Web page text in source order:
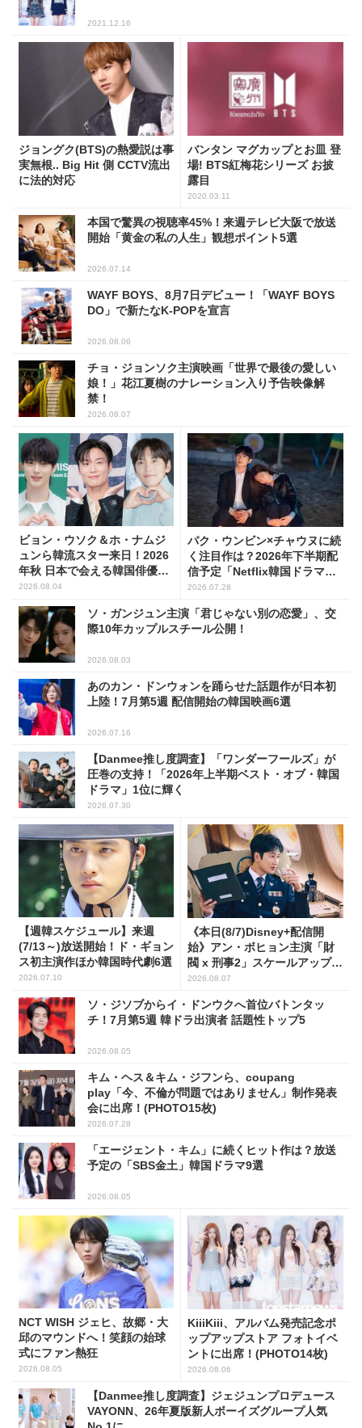
2021.12.16
ジョングク(BTS)の熱愛説は事
実無根.. Big Hit 側 CCTV流出
に法的対応
バンタン マグカップとお皿 登
場! BTS紅梅花シリーズ お披
露目
2020.03.11
本国で驚異の視聴率45%！来週テレビ大阪で放送
開始「黄金の私の人生」観想ポイント5選
2026.07.14
WAYF BOYS、8月7日デビュー！「WAYF BOYS
DO」で新たなK-POPを宣言
2026.08.06
チョ・ジョンソク主演映画「世界で最後の愛しい
娘！」花江夏樹のナレーション入り予告映像解
禁！
2026.08.07
ビョン・ウソク＆ホ・ナムジ
ュンら韓流スター来日！2026
年秋 日本で会える韓国俳優10
人
2026.08.04
パク・ウンビン×チャウヌに続
く注目作は？2026年下半期配
信予定「Netflix韓国ドラマ」8
選
2026.07.28
ソ・ガンジュン主演「君じゃない別の恋愛」、交
際10年カップルスチール公開！
2026.08.03
あのカン・ドンウォンを踊らせた話題作が日本初
上陸！7月第5週 配信開始の韓国映画6選
2026.07.16
【Danmee推し度調査】「ワンダーフールズ」が
圧巻の支持！「2026年上半期ベスト・オブ・韓国
ドラマ」1位に輝く
2026.07.30
【週韓スケジュール】来週
(7/13～)放送開始！ド・ギョン
ス初主演作ほか韓国時代劇6選
2026.07.10
《本日(8/7)Disney+配信開
始》アン・ボヒョン主演「財
閥 x 刑事2」スケールアップし
たFLEX捜査に注目
2026.08.07
ソ・ジソブからイ・ドンウクへ首位バトンタッ
チ！7月第5週 韓ドラ出演者 話題性トップ5
2026.08.05
キム・ヘス＆キム・ジフンら、coupang
play「今、不倫が問題ではありません」制作発表
会に出席！(PHOTO15枚)
2026.07.28
「エージェント・キム」に続くヒット作は？放送
予定の「SBS金土」韓国ドラマ9選
2026.08.05
NCT WISH ジェヒ、故郷・大
邱のマウンドへ！笑顔の始球
式にファン熱狂
2026.08.05
KiiiKiii、アルバム発売記念ポ
ップアップストア フォトイベ
ントに出席！(PHOTO14枚)
2026.08.06
【Danmee推し度調査】ジェジュンプロデュース
VAYONN、26年夏版新人ボーイズグループ人気